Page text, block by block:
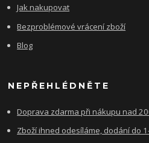
Jak nakupovat
Bezproblémové vrácení zboží
Blog
NEPŘEHLÉDNĚTE
Doprava zdarma při nákupu nad
Zboží ihned odesíláme, dodání do